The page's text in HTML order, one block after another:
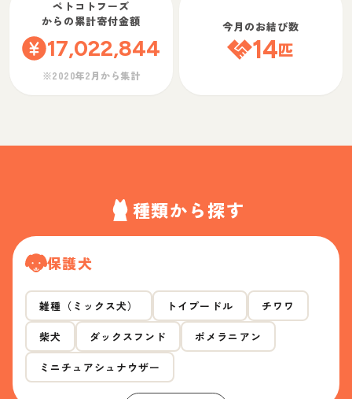
ペトコトフーズ
からの累計寄付金額
17,022,844
※2020年2月から集計
今月のお結び数
14匹
種類から探す
保護犬
雑種（ミックス犬） トイプードル チワワ
柴犬 ダックスフンド ポメラニアン
ミニチュアシュナウザー